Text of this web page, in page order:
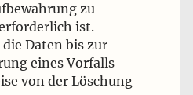
zu
ist.
Daten bis zur
eines Vorfalls
von der Löschung